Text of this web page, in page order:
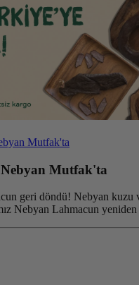
Mutfak'ta
geri döndü! Nebyan kuzu
Nebyan Lahmacun